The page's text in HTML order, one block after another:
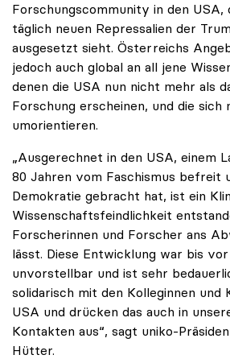
Forschungscommunity in den USA,
täglich neuen Repressalien der
ausgesetzt sieht. Österreichs
jedoch auch global an all jene
denen die USA nun nicht mehr als
Forschung erscheinen, und die sich
umorientieren.
„Ausgerechnet in den USA, einem
80 Jahren vom Faschismus befreit
Demokratie gebracht hat, ist ein
Wissenschaftsfeindlichkeit
Forscherinnen und Forscher ans
lässt. Diese Entwicklung war bis
unvorstellbar und ist sehr
solidarisch mit den Kolleginnen und
USA und drücken das auch in
Kontakten aus“, sagt uniko-
Hütter.